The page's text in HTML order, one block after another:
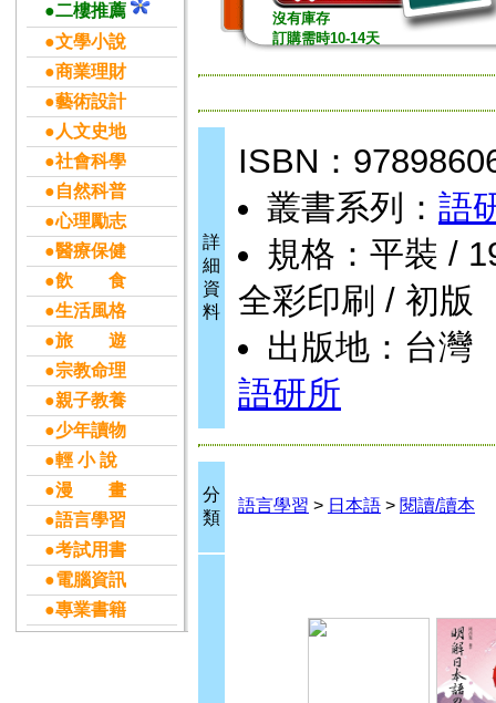
●二樓推薦
●文學小說
●商業理財
●藝術設計
●人文史地
●社會科學
●自然科普
●心理勵志
●醫療保健
●飲 食
●生活風格
●旅 遊
●宗教命理
●親子教養
●少年讀物
●輕 小 說
●漫 畫
●語言學習
●考試用書
●電腦資訊
●專業書籍
沒有庫存
訂購需時10-14天
詳
細
資
料
ISBN：
叢書系列： 語
規格：平裝 /
全彩印刷 / 初版
出版地：台灣
語研所
分
類
語言學習 > 日本語 > 閱讀/讀本